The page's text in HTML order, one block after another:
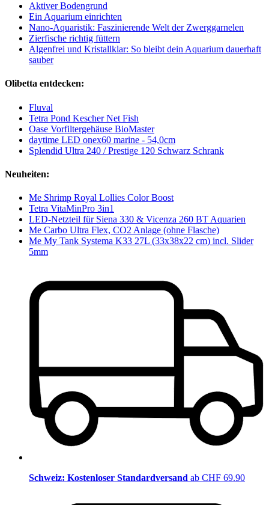
Aktiver Bodengrund
Ein Aquarium einrichten
Nano-Aquaristik: Faszinierende Welt der Zwerggarnelen
Zierfische richtig füttern
Algenfrei und Kristallklar: So bleibt dein Aquarium dauerhaft
sauber
Olibetta entdecken:
Fluval
Tetra Pond Kescher Net Fish
Oase Vorfiltergehäuse BioMaster
daytime LED onex60 marine - 54,0cm
Splendid Ultra 240 / Prestige 120 Schwarz Schrank
Neuheiten:
Me Shrimp Royal Lollies Color Boost
Tetra VitaMinPro 3in1
LED-Netzteil für Siena 330 & Vicenza 260 BT Aquarien
Me Carbo Ultra Flex, CO2 Anlage (ohne Flasche)
Me My Tank Systema K33 27L (33x38x22 cm) incl. Slider
5mm
Schweiz: Kostenloser Standardversand ab CHF 69.90